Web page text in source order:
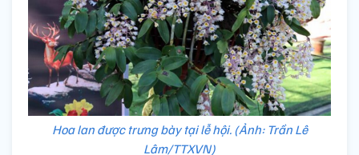
Hoa lan được trưng bày tại lễ hội. (Ảnh: Trần Lê
Lâm/TTXVN)